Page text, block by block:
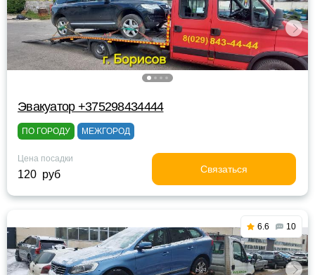
Эвакуатор +375298434444
ПО ГОРОДУ МЕЖГОРОД
Цена посадки
120 руб Связаться
6.6 10